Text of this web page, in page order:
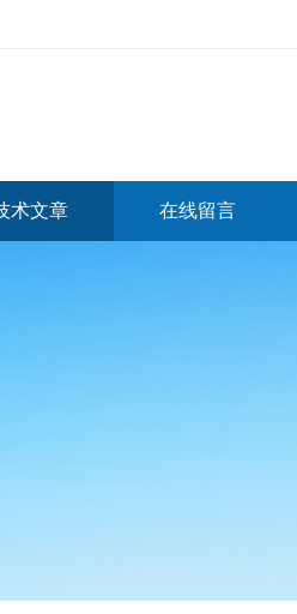
术文章 在线留言